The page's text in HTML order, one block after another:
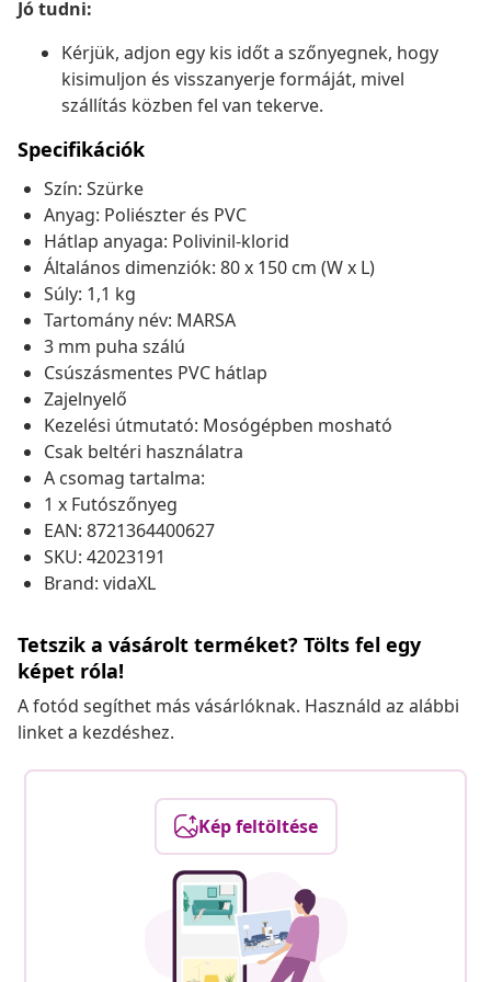
Jó tudni:
Kérjük, adjon egy kis időt a szőnyegnek, hogy
kisimuljon és visszanyerje formáját, mivel
szállítás közben fel van tekerve.
Specifikációk
Szín: Szürke
Anyag: Poliészter és PVC
Hátlap anyaga: Polivinil-klorid
Általános dimenziók: 80 x 150 cm (W x L)
Súly: 1,1 kg
Tartomány név: MARSA
3 mm puha szálú
Csúszásmentes PVC hátlap
Zajelnyelő
Kezelési útmutató: Mosógépben mosható
Csak beltéri használatra
A csomag tartalma:
1 x Futószőnyeg
EAN: 8721364400627
SKU: 42023191
Brand: vidaXL
Tetszik a vásárolt terméket? Tölts fel egy
képet róla!
A fotód segíthet más vásárlóknak. Használd az alábbi
linket a kezdéshez.
Kép feltöltése